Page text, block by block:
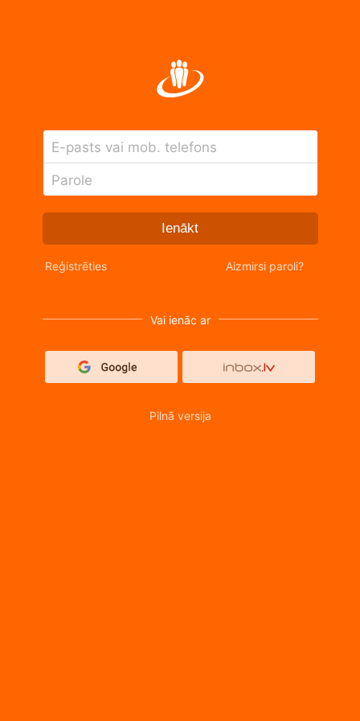
E-pasts vai mob. telefons
Parole
Ienākt
Reģistrēties Aizmirsi paroli?
Vai ienāc ar
Pilnā versija